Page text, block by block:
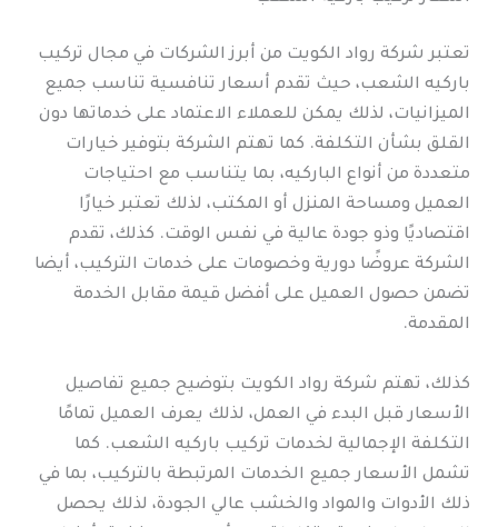
تعتبر شركة رواد الكويت من أبرز الشركات في مجال تركيب
باركيه الشعب، حيث تقدم أسعار تنافسية تناسب جميع
الميزانيات، لذلك يمكن للعملاء الاعتماد على خدماتها دون
القلق بشأن التكلفة. كما تهتم الشركة بتوفير خيارات
متعددة من أنواع الباركيه، بما يتناسب مع احتياجات
العميل ومساحة المنزل أو المكتب، لذلك تعتبر خيارًا
اقتصاديًا وذو جودة عالية في نفس الوقت. كذلك، تقدم
الشركة عروضًا دورية وخصومات على خدمات التركيب، أيضا
تضمن حصول العميل على أفضل قيمة مقابل الخدمة
المقدمة.
كذلك، تهتم شركة رواد الكويت بتوضيح جميع تفاصيل
الأسعار قبل البدء في العمل، لذلك يعرف العميل تمامًا
التكلفة الإجمالية لخدمات تركيب باركيه الشعب. كما
تشمل الأسعار جميع الخدمات المرتبطة بالتركيب، بما في
ذلك الأدوات والمواد والخشب عالي الجودة، لذلك يحصل